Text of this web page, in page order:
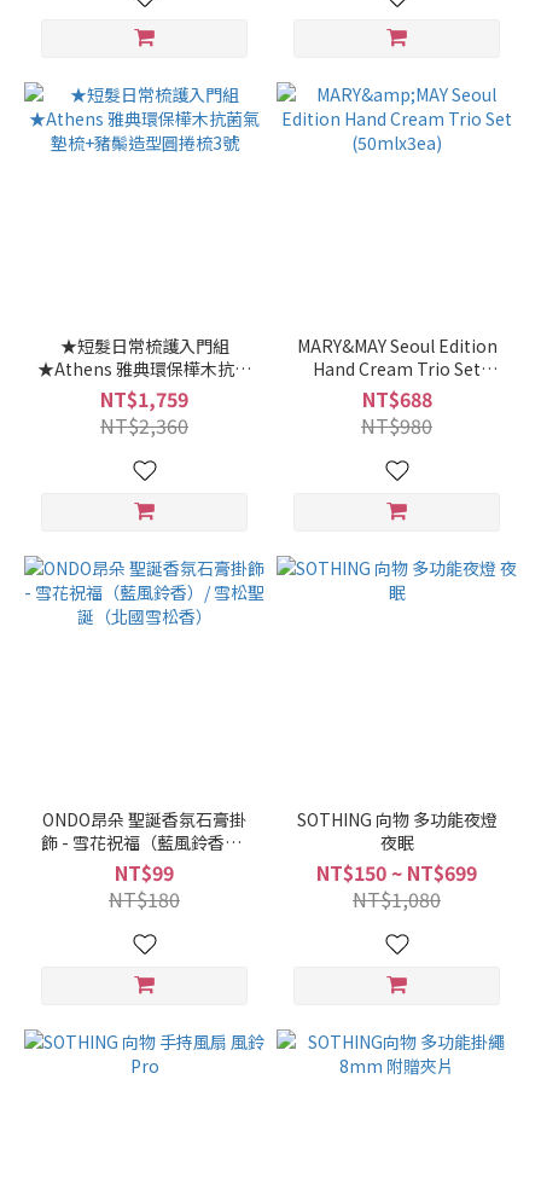
★短髮日常梳護入門組
★Athens 雅典環保樺木抗菌
氣墊梳+豬鬃造型圓捲梳3號
NT$1,759
NT$2,360
MARY&MAY Seoul Edition
Hand Cream Trio Set
(50mlx3ea)
NT$688
NT$980
ONDO昂朵 聖誕香氛石膏掛
飾 - 雪花祝福（藍風鈴香）/
雪松聖誕（北國雪松香）
NT$99
NT$180
SOTHING 向物 多功能夜燈
夜眠
NT$150 ~ NT$699
NT$1,080